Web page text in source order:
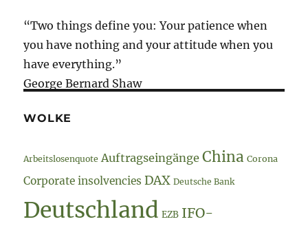
“Two things define you: Your patience when
you have nothing and your attitude when you
have everything.”
George Bernard Shaw
WOLKE
Arbeitslosenquote Auftragseingänge China Corona
Corporate insolvencies DAX Deutsche Bank
Deutschland EZB IFO-